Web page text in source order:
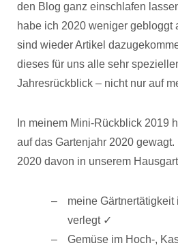
den Blog ganz einschlafen
habe ich 2020 weniger gebloggt
sind wieder Artikel
dieses für uns alle sehr
Jahresrückblick – nicht nur auf
In meinem Mini-Rückblick 2019
auf das Gartenjahr 2020
2020 davon in unserem
meine
verlegt ✓
Gemüse im Hoch-,